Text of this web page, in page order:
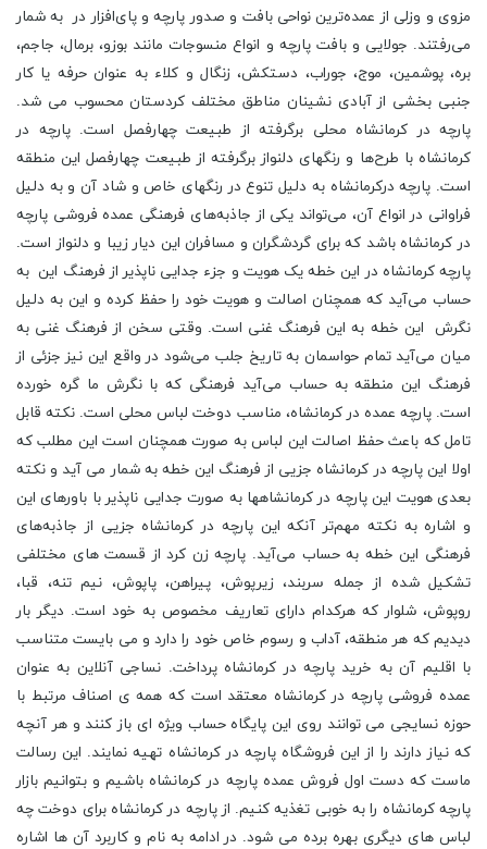
مزوی و وزلی از عمده‌ترین نواحی بافت و صدور پارچه و پای‌افزار در به شمار
می‌رفتند. جولایی و بافت پارچه و انواع منسوجات مانند بوزو، برمال، جاجم،
بره، پوشمین، موج، جوراب، دستکش، زنگال و کلاء به عنوان حرفه یا کار
جنبی بخشی از آبادی نشینان مناطق مختلف کردستان محسوب می ‌شد.
پارچه در کرمانشاه محلی برگرفته از طبیعت چهارفصل است. پارچه در
کرمانشاه با طرح‌ها و رنگهای دلنواز برگرفته از طبیعت چهارفصل این منطقه
است. پارچه درکرمانشاه به دلیل تنوع در رنگهای خاص و شاد آن و به دلیل
فراوانی در انواع آن، می‌تواند یکی از جاذبه‌های فرهنگی عمده فروشی پارچه
در کرمانشاه باشد که برای گردشگران و مسافران این دیار زیبا و دلنواز است.
پارچه کرمانشاه در این خطه یک هویت و جزء جدایی ناپذیر از فرهنگ این به
حساب می‌آید که همچنان اصالت و هویت خود را حفظ کرده و این به دلیل
نگرش این خطه به این فرهنگ غنی است. وقتی سخن از فرهنگ غنی به
میان می‌آید تمام حواسمان به تاریخ جلب می‌شود در واقع این نیز جزئی از
فرهنگ این منطقه به حساب می‌آید فرهنگی که با نگرش ما گره خورده
است. پارچه عمده در کرمانشاه، مناسب دوخت لباس محلی است. نکته قابل
تامل که باعث حفظ اصالت این لباس به صورت همچنان است این مطلب که
اولا این پارچه در کرمانشاه جزیی از فرهنگ این خطه به شمار می‌ آید و نکته
بعدی هویت این پارچه در کرمانشاهها به صورت جدایی ناپذیر با باورهای این
و اشاره به نکته مهم‌تر آنکه این پارچه در کرمانشاه جزیی از جاذبه‌های
فرهنگی این خطه به حساب می‌آید. پارچه زن کرد از قسمت های مختلفی
تشکیل شده از جمله سربند، زیرپوش، پیراهن، پاپوش، نیم تنه، قبا،
روپوش، شلوار که هرکدام دارای تعاریف مخصوص به خود است. دیگر بار
دیدیم که هر منطقه، آداب و رسوم خاص خود را دارد و می بایست متناسب
با اقلیم آن به خرید پارچه در کرمانشاه پرداخت. نساجی آنلاین به عنوان
عمده فروشی پارچه در کرمانشاه معتقد است که همه ی اصناف مرتبط با
حوزه نسایجی می توانند روی این پایگاه حساب ویژه ای باز کنند و هر آنچه
که نیاز دارند را از این فروشگاه پارچه در کرمانشاه تهیه نمایند. این رسالت
ماست که دست اول فروش عمده پارچه در کرمانشاه باشیم و بتوانیم بازار
پارچه کرمانشاه را به خوبی تغذیه کنیم. از پارچه در کرمانشاه برای دوخت چه
لباس های دیگری بهره برده می شود. در ادامه به نام و کاربرد آن ها اشاره